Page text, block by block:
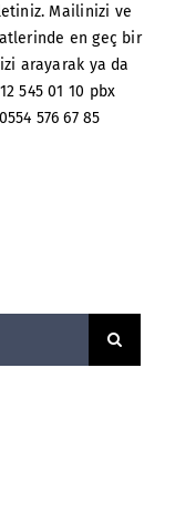
Mailinizi ve
en geç bir
arayarak ya da
545 01 10 pbx
576 67 85